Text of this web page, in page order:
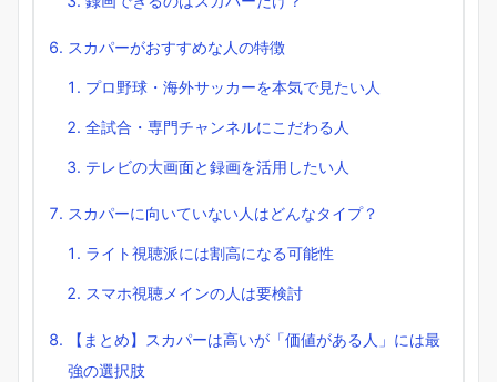
スカパーがおすすめな人の特徴
プロ野球・海外サッカーを本気で見たい人
全試合・専門チャンネルにこだわる人
テレビの大画面と録画を活用したい人
スカパーに向いていない人はどんなタイプ？
ライト視聴派には割高になる可能性
スマホ視聴メインの人は要検討
【まとめ】スカパーは高いが「価値がある人」には最
強の選択肢